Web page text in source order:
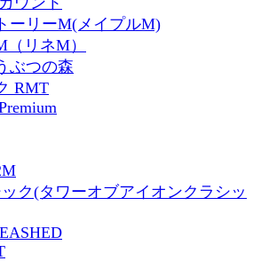
ーリーM(メイプルM)
（リネM）
ぶつの森
RMT
ク(タワーオブアイオンクラシッ